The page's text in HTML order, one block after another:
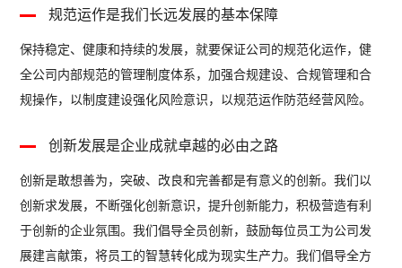
规范运作是我们长远发展的基本保障
保持稳定、健康和持续的发展，就要保证公司的规范化运作，健
全公司内部规范的管理制度体系，加强合规建设、合规管理和合
规操作，以制度建设强化风险意识，以规范运作防范经营风险。
创新发展是企业成就卓越的必由之路
创新是敢想善为，突破、改良和完善都是有意义的创新。我们以
创新求发展，不断强化创新意识，提升创新能力，积极营造有利
于创新的企业氛围。我们倡导全员创新，鼓励每位员工为公司发
展建言献策，将员工的智慧转化成为现实生产力。我们倡导全方